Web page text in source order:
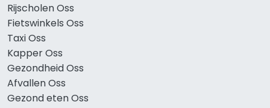
Rijscholen Oss
Fietswinkels Oss
Taxi Oss
Kapper Oss
Gezondheid Oss
Afvallen Oss
Gezond eten Oss